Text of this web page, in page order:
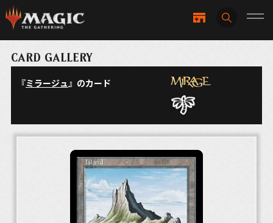
CARD GALLERY
『ミラージュ』のカード